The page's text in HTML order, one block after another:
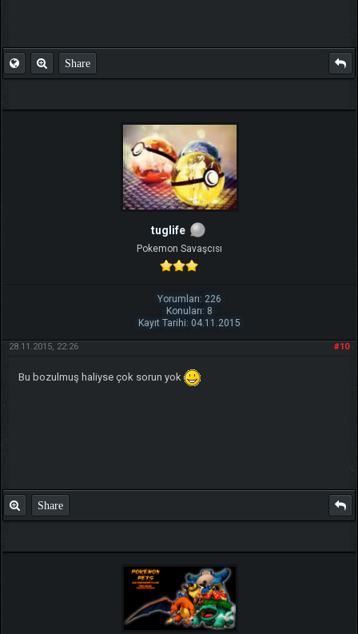
Share
tuglife
Pokemon Savaşcısı
Yorumları: 226
Konuları: 8
Kayıt Tarihi: 04.11.2015
#10
28.11.2015, 22:26
Bu bozulmuş haliyse çok sorun yok
Share